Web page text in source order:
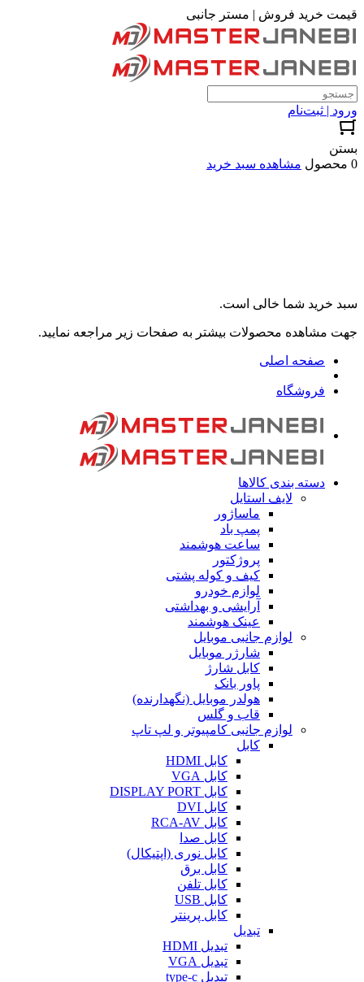
قیمت خرید فروش | مستر جانبی
ورود | ثبت‌نام
بستن
0 محصول
مشاهده سبد خرید
سبد خرید شما خالی است.
جهت مشاهده محصولات بیشتر به صفحات زیر مراجعه نمایید.
صفحه اصلی
فروشگاه
دسته بندی کالاها
لایف استایل
ماساژور
پمپ باد
ساعت هوشمند
پروژکتور
کیف و کوله پشتی
لوازم خودرو
آرایشی و بهداشتی
عینک هوشمند
لوازم جانبی موبایل
شارژر موبایل
کابل شارژ
پاور بانک
هولدر موبایل (نگهدارنده)
قاب و گلس
لوازم جانبی کامپیوتر و لپ تاپ
کابل
کابل HDMI
کابل VGA
کابل DISPLAY PORT
کابل DVI
کابل RCA-AV
کابل صدا
کابل نوری (اپتیکال)
کابل برق
کابل تلفن
کابل USB
کابل پرینتر
تبدیل
تبدیل HDMI
تبدیل VGA
تبدیل type-c